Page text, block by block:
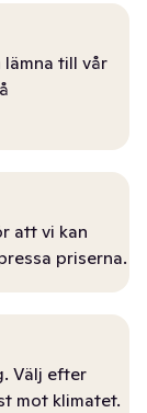
lämna till vår
att vi kan
priserna.
Välj efter
mot klimatet.